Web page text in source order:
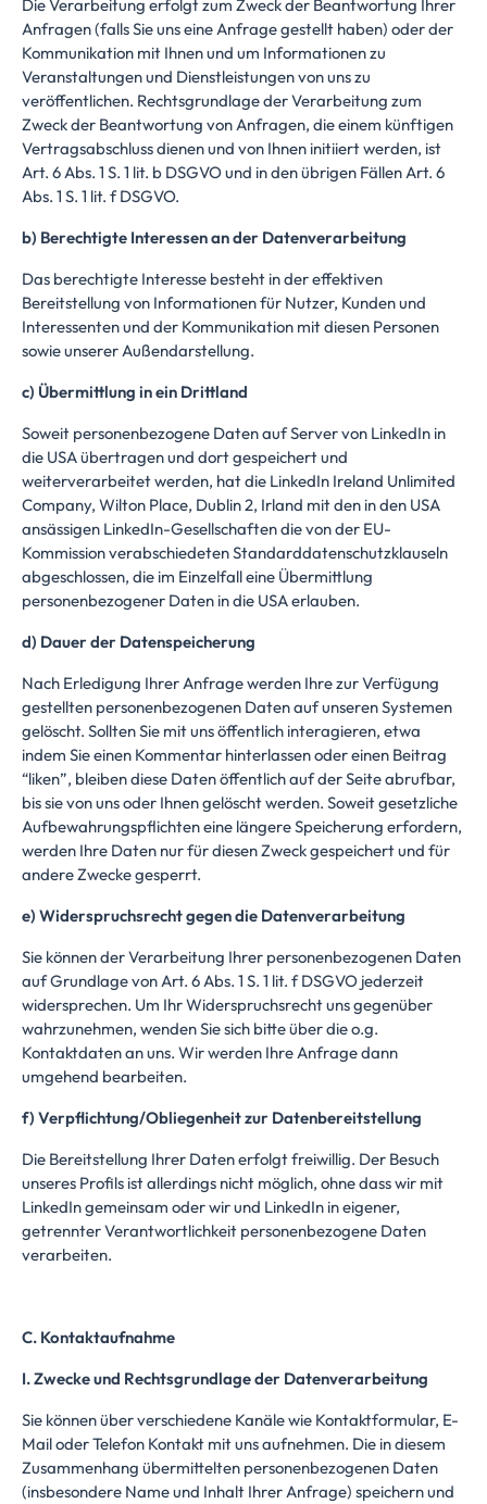
Die Verarbeitung erfolgt zum Zweck der Beantwortung Ihrer
Anfragen (falls Sie uns eine Anfrage gestellt haben) oder der
Kommunikation mit Ihnen und um Informationen zu
Veranstaltungen und Dienstleistungen von uns zu
veröffentlichen. Rechtsgrundlage der Verarbeitung zum
Zweck der Beantwortung von Anfragen, die einem künftigen
Vertragsabschluss dienen und von Ihnen initiiert werden, ist
Art. 6 Abs. 1 S. 1 lit. b DSGVO und in den übrigen Fällen Art. 6
Abs. 1 S. 1 lit. f DSGVO.
b) Berechtigte Interessen an der Datenverarbeitung
Das berechtigte Interesse besteht in der effektiven
Bereitstellung von Informationen für Nutzer, Kunden und
Interessenten und der Kommunikation mit diesen Personen
sowie unserer Außendarstellung.
c) Übermittlung in ein Drittland
Soweit personenbezogene Daten auf Server von LinkedIn in
die USA übertragen und dort gespeichert und
weiterverarbeitet werden, hat die LinkedIn Ireland Unlimited
Company, Wilton Place, Dublin 2, Irland mit den in den USA
ansässigen LinkedIn-Gesellschaften die von der EU-
Kommission verabschiedeten Standarddatenschutzklauseln
abgeschlossen, die im Einzelfall eine Übermittlung
personenbezogener Daten in die USA erlauben.
d) Dauer der Datenspeicherung
Nach Erledigung Ihrer Anfrage werden Ihre zur Verfügung
gestellten personenbezogenen Daten auf unseren Systemen
gelöscht. Sollten Sie mit uns öffentlich interagieren, etwa
indem Sie einen Kommentar hinterlassen oder einen Beitrag
“liken”, bleiben diese Daten öffentlich auf der Seite abrufbar,
bis sie von uns oder Ihnen gelöscht werden. Soweit gesetzliche
Aufbewahrungspflichten eine längere Speicherung erfordern,
werden Ihre Daten nur für diesen Zweck gespeichert und für
andere Zwecke gesperrt.
e) Widerspruchsrecht gegen die Datenverarbeitung
Sie können der Verarbeitung Ihrer personenbezogenen Daten
auf Grundlage von Art. 6 Abs. 1 S. 1 lit. f DSGVO jederzeit
widersprechen. Um Ihr Widerspruchsrecht uns gegenüber
wahrzunehmen, wenden Sie sich bitte über die o.g.
Kontaktdaten an uns. Wir werden Ihre Anfrage dann
umgehend bearbeiten.
f) Verpflichtung/Obliegenheit zur Datenbereitstellung
Die Bereitstellung Ihrer Daten erfolgt freiwillig. Der Besuch
unseres Profils ist allerdings nicht möglich, ohne dass wir mit
LinkedIn gemeinsam oder wir und LinkedIn in eigener,
getrennter Verantwortlichkeit personenbezogene Daten
verarbeiten.
C. Kontaktaufnahme
I. Zwecke und Rechtsgrundlage der Datenverarbeitung
Sie können über verschiedene Kanäle wie Kontaktformular, E-
Mail oder Telefon Kontakt mit uns aufnehmen. Die in diesem
Zusammenhang übermittelten personenbezogenen Daten
(insbesondere Name und Inhalt Ihrer Anfrage) speichern und